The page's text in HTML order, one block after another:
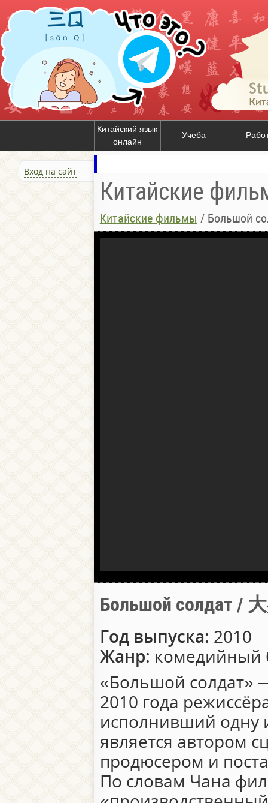
Китайский язык
онлайн
Учеба
Вход на сайт
Китайские
Китайские фильмы / Большой
Большой солдат /
Год выпуска: 2010
Жанр: комедийный
«Большой солдат»
2010 года
исполнивший одну
является автором
продюсером и
По словам Чана